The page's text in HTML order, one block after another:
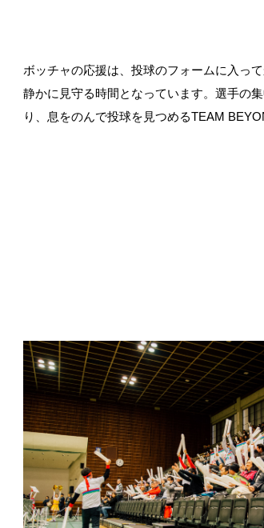
ボッチャの応援は、投球のフォームに入っ
静かに見守る時間となっています。選手の
り、息をのんで投球を見つめるTEAM